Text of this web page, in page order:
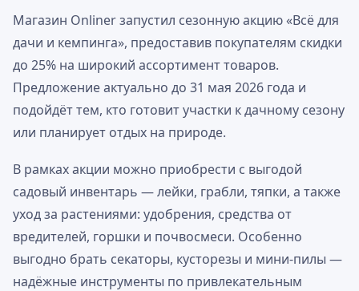
Магазин Onliner запустил сезонную акцию «Всё для
дачи и кемпинга», предоставив покупателям скидки
до 25% на широкий ассортимент товаров.
Предложение актуально до 31 мая 2026 года и
подойдёт тем, кто готовит участки к дачному сезону
или планирует отдых на природе.
В рамках акции можно приобрести с выгодой
садовый инвентарь — лейки, грабли, тяпки, а также
уход за растениями: удобрения, средства от
вредителей, горшки и почвосмеси. Особенно
выгодно брать секаторы, кусторезы и мини-пилы —
надёжные инструменты по привлекательным